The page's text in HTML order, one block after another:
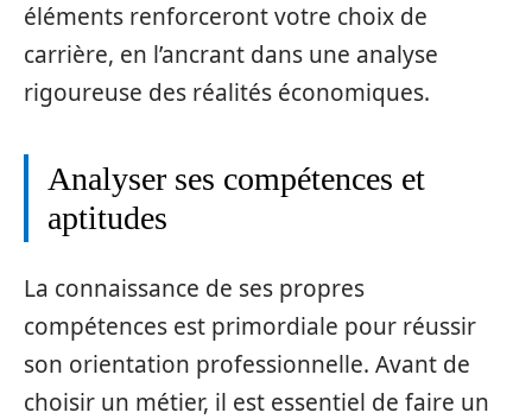
éléments renforceront votre choix de
carrière, en l’ancrant dans une analyse
rigoureuse des réalités économiques.
Analyser ses compétences et
aptitudes
La connaissance de ses propres
compétences est primordiale pour réussir
son orientation professionnelle. Avant de
choisir un métier, il est essentiel de faire un